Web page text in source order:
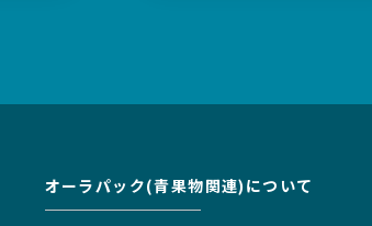
オーラパック(青果物関連)について